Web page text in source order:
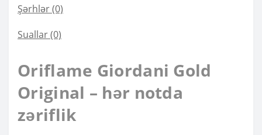
Şərhlər (0)
Suallar(0)
Oriflame Giordani Gold
Original – hər notda
zəriflik